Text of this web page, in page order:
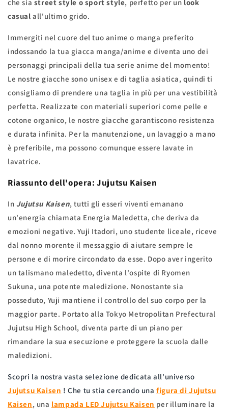
che sia street style o sport style, perfetto per un look
casual all'ultimo grido.
Immergiti nel cuore del tuo anime o manga preferito
indossando la tua giacca manga/anime e diventa uno dei
personaggi principali della tua serie anime del momento!
Le nostre giacche sono unisex e di taglia asiatica, quindi ti
consigliamo di prendere una taglia in più per una vestibilità
perfetta. Realizzate con materiali superiori come pelle e
cotone organico, le nostre giacche garantiscono resistenza
e durata infinita. Per la manutenzione, un lavaggio a mano
è preferibile, ma possono comunque essere lavate in
lavatrice.
Riassunto dell'opera: Jujutsu Kaisen
In Jujutsu Kaisen, tutti gli esseri viventi emanano
un'energia chiamata Energia Maledetta, che deriva da
emozioni negative. Yuji Itadori, uno studente liceale, riceve
dal nonno morente il messaggio di aiutare sempre le
persone e di morire circondato da esse. Dopo aver ingerito
un talismano maledetto, diventa l'ospite di Ryomen
Sukuna, una potente maledizione. Nonostante sia
posseduto, Yuji mantiene il controllo del suo corpo per la
maggior parte. Portato alla Tokyo Metropolitan Prefectural
Jujutsu High School, diventa parte di un piano per
rimandare la sua esecuzione e proteggere la scuola dalle
maledizioni.
Scopri la nostra vasta selezione dedicata all'universo
Jujutsu Kaisen ! Che tu stia cercando unafigura diJujutsu
Kaisen, una lampada LEDJujutsu Kaisen per illuminare la